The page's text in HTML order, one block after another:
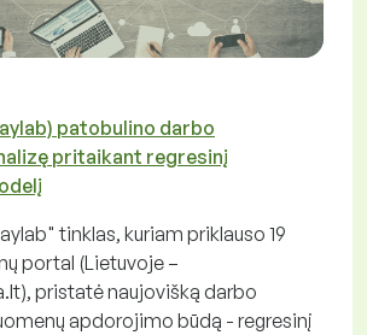
patobulino darbo
pritaikant regresinį
tinklas, kuriam priklauso 19
portal (Lietuvoje –
pristatė naujovišką darbo
apdorojimo būdą - regresinį